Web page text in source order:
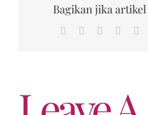
Bagikan jika
Facebook
TwitterReddit